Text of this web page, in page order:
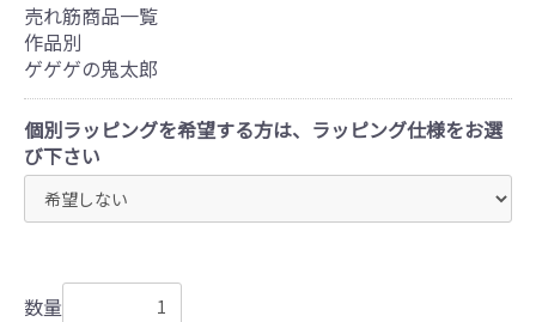
売れ筋商品一覧
作品別
ゲゲゲの鬼太郎
個別ラッピングを希望する方は、ラッピング仕様をお選
び下さい
数量